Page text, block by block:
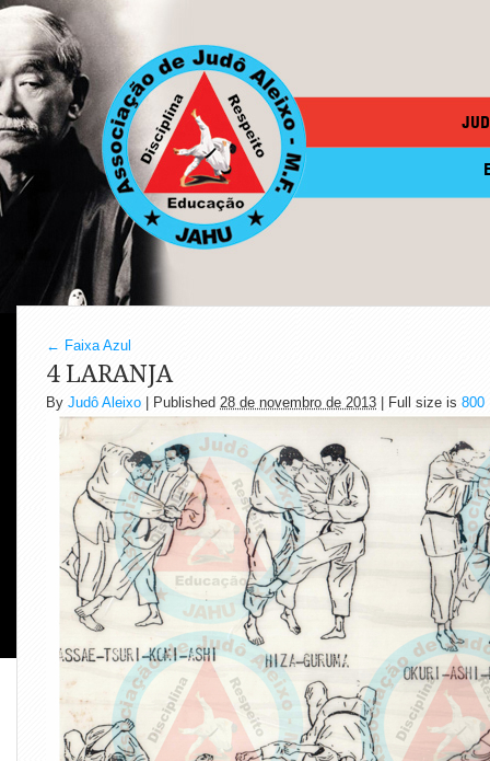
← Faixa Azul
4 LARANJA
By Judô Aleixo Published 28 de novembro de 2013 | Full size is 800